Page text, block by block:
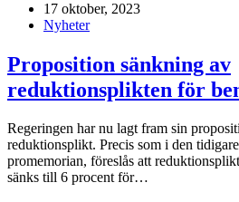
lägga
spikmatta
omställningen
17 oktober, 2023
Nyheter
Proposition sänkning av
reduktionsplikten för
sekretariatet
Regeringen har nu lagt fram sin
reduktionsplikt. Precis som i den
promemorian, föreslås att
sänks till 6 procent för…